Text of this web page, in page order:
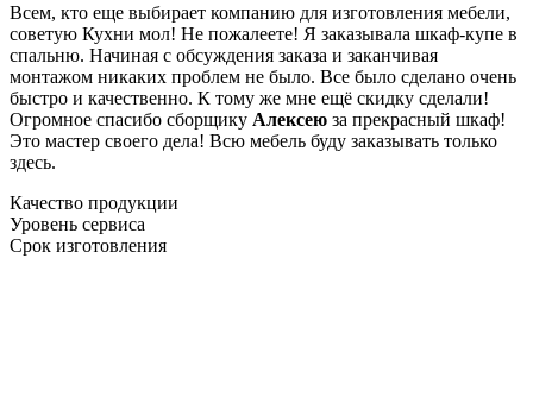
Всем, кто еще выбирает компанию для изготовления мебели,
советую Кухни мол! Не пожалеете! Я заказывала шкаф-купе в
спальню. Начиная с обсуждения заказа и заканчивая
монтажом никаких проблем не было. Все было сделано очень
быстро и качественно. К тому же мне ещё скидку сделали!
Огромное спасибо сборщику Алексею за прекрасный шкаф!
Это мастер своего дела! Всю мебель буду заказывать только
здесь.
Качество продукции
Уровень сервиса
Срок изготовления